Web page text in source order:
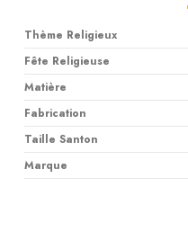
Thème Religieux
Fête Religieuse
Matière
Fabrication
Taille Santon
Marque